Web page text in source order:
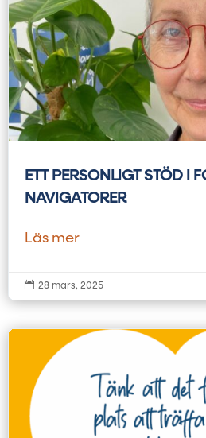
ETT PERSONLIGT STÖD I
NAVIGATORER
Läs mer
 28 mars, 2025